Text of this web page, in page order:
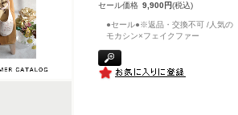
セール価格 9,900円(税込)
●セール●※返品・交換不可 /人気の
モカシン×フェイクファー